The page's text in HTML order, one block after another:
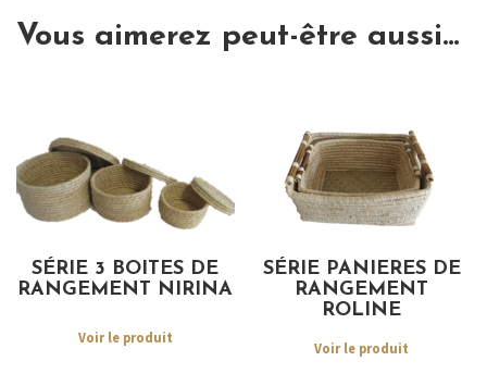
Vous aimerez peut-être aussi…
SÉRIE 3 BOITES DE
RANGEMENT NIRINA
Voir le produit
SÉRIE PANIERES DE
RANGEMENT
ROLINE
Voir le produit